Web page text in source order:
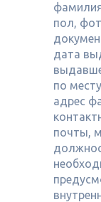
пол,
дата
по
адрес
почты,